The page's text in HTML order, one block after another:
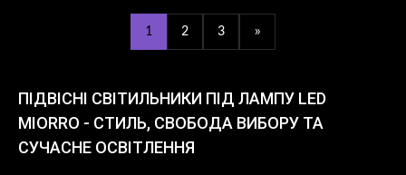
1 2 3 »
ПІДВІСНІ СВІТИЛЬНИКИ ПІД ЛАМПУ LED
MIORRO - СТИЛЬ, СВОБОДА ВИБОРУ ТА
СУЧАСНЕ ОСВІТЛЕННЯ